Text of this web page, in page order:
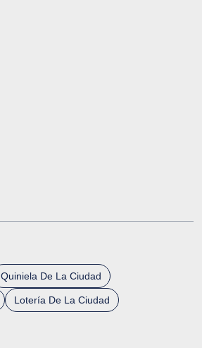
Quiniela De La Ciudad
Lotería De La Ciudad